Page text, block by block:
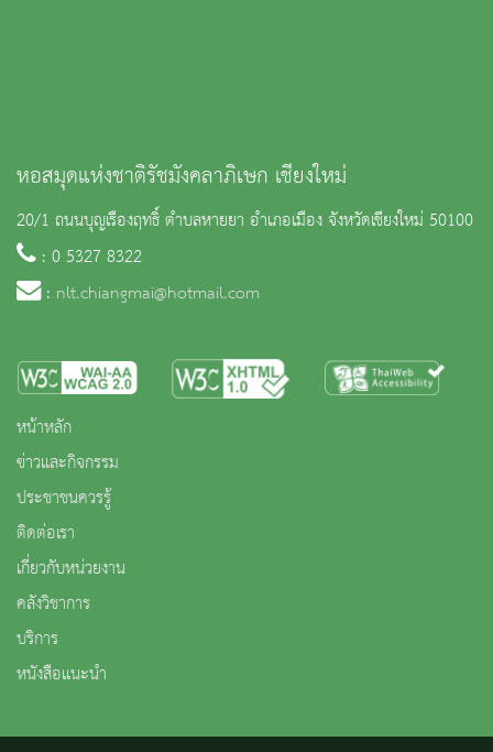
หอสมุดแห่งชาติรัชมังคลาภิเษก เชียงใหม่
20/1 ถนนบุญเรืองฤทธิ์ ตำบลหายยา อำเภอเมือง จังหวัดเชียงใหม่ 50100
: 0 5327 8322
: nlt.chiangmai@hotmail.com
หน้าหลัก
ข่าวและกิจกรรม
ประชาชนควรรู้
ติดต่อเรา
เกี่ยวกับหน่วยงาน
คลังวิชาการ
บริการ
หนังสือแนะนำ